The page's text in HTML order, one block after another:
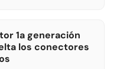
1a generación
los conectores